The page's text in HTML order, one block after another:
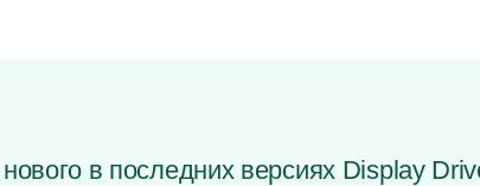
в последних версиях Display